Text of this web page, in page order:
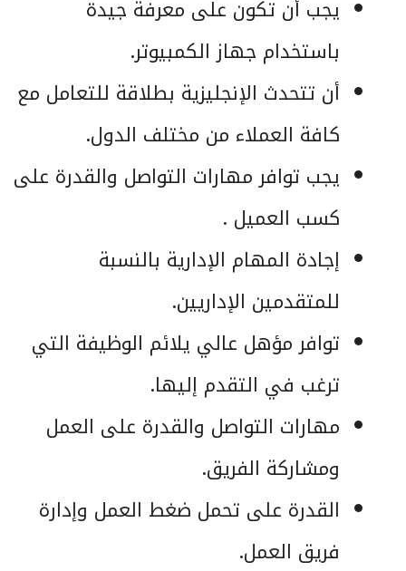
يجب أن تكون على معرفة جيدة
باستخدام جهاز الكمبيوتر.
أن تتحدث الإنجليزية بطلاقة للتعامل مع
كافة العملاء من مختلف الدول.
يجب توافر مهارات التواصل والقدرة على
كسب العميل .
إجادة المهام الإدارية بالنسبة
للمتقدمين الإداريين.
توافر مؤهل عالي يلائم الوظيفة التي
ترغب في التقدم إليها.
مهارات التواصل والقدرة على العمل
ومشاركة الفريق.
القدرة على تحمل ضغط العمل وإدارة
فريق العمل.